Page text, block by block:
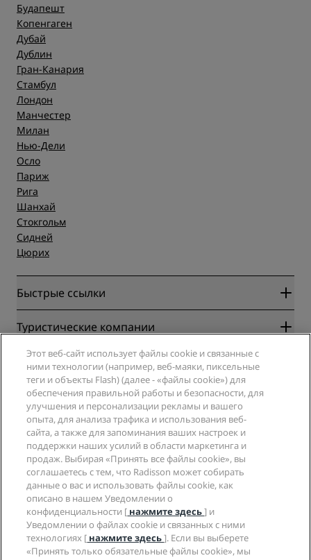
Будапешт
Копенгаген
Дубай
Дублин
Гран-Канария
Стамбул
Лондон
Манчестер
Милан
Нью-Дели
Осло
Париж
Рига
Шанхай
Стокгольм
Сидней
Цюрих
Быстрые ссылки
Radisson Rewards
Гарантия лучшей цены онлайн
Blog
Направления
Новые и будущие отели
Приложение Radisson Hotels
Отели со статусом Sports Approved
Отели для семейного отдыха
Охрана здоровья и безопасность
Туристические компании
Партнеры
Турагенты
Компания
Radisson Hotel Group
СМИ
Вакансии в RHG
Вакансии в PPHE
Вакансии в EHL
The Club by RHG
Возможности развития
Социально ответственный бизнес
Закупки
Юридическая информация
Центр конфиденциальности
Правовая оговорка
Условия и положения программы Radisson Rewards
Соглашение о пользовании сайтом
Цифровая доступность
Заявление о современном рабстве
Помощь
Уведомления для клиентов
Контактная информация
Часто задаваемые вопросы
Карта сайта
Социальные сети
Бренды Radisson Hotels
Этот веб-сайт использует файлы cookie и связанные с
ними технологии (например, веб-маяки, пиксельные
теги и объекты Flash) (далее - «файлы cookie») для
обеспечения правильной работы и безопасности, для
улучшения и персонализации рекламы и вашего
опыта, для анализа трафика и использования веб-
сайта, а также для запоминания ваших настроек и
поддержки наших усилий в области маркетинга и
продаж. Выбирая «Принять все файлы cookie», вы
соглашаетесь с тем, что Radisson может собирать
данные о вас и использовать файлы cookie, как
описано в нашем Уведомлении о
конфиденциальности [ нажмите здесь] и
Уведомлении о файлах cookie и связанных с ними
технологиях [ нажмите здесь]. Если вы выберете
«Принять только обязательные файлы cookie», мы